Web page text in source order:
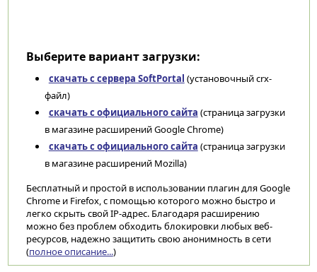
Выберите вариант загрузки:
скачать с сервера SoftPortal (установочный crx-
файл)
скачать с официального сайта (страница загрузки
в магазине расширений Google Chrome)
скачать с официального сайта (страница загрузки
в магазине расширений Mozilla)
Бесплатный и простой в использовании плагин для Google
Chrome и Firefox, с помощью которого можно быстро и
легко скрыть свой IP-адрес. Благодаря расширению
можно без проблем обходить блокировки любых веб-
ресурсов, надежно защитить свою анонимность в сети
(полное описание...)